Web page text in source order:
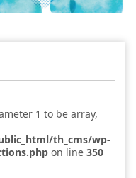
1 to be array,
th_cms/wp-
on line 350